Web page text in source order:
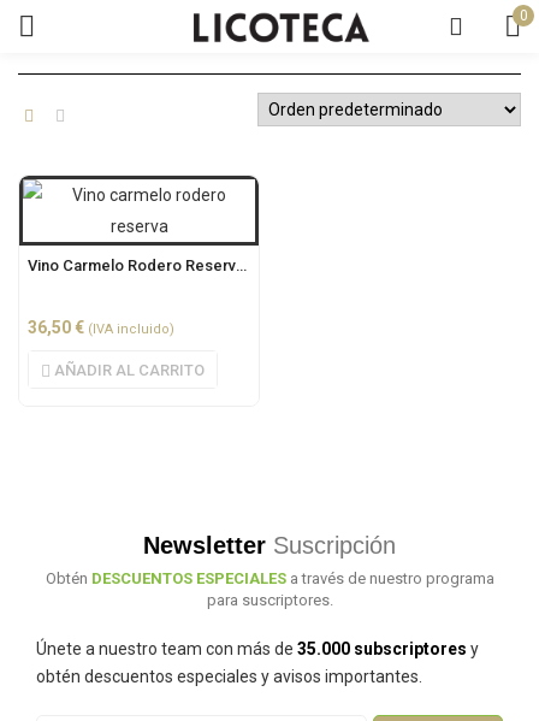
0
Vino Carmelo Rodero Reserva 0.75L
36,50 € (IVA incluido)
AÑADIR AL CARRITO
Newsletter Suscripción
Obtén DESCUENTOS ESPECIALES a través de nuestro programa
para suscriptores.
Únete a nuestro team con más de 35.000 subscriptores y
obtén descuentos especiales y avisos importantes.